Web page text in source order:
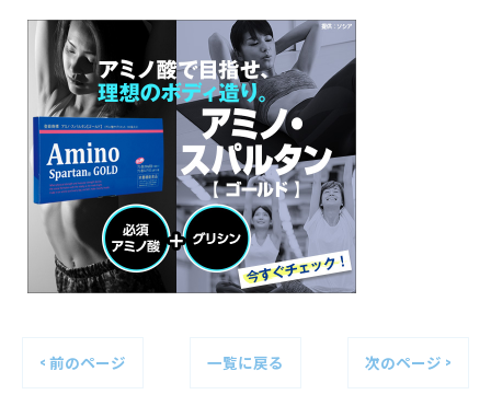
< 前のページ 一覧に戻る 次のページ >